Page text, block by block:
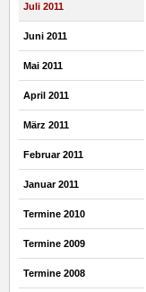
Juli 2011
Juni 2011
Mai 2011
April 2011
März 2011
Februar 2011
Januar 2011
Termine 2010
Termine 2009
Termine 2008